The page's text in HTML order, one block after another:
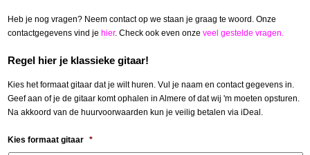
Heb je nog vragen? Neem contact op we staan je graag te woord. Onze
contactgegevens vind jehier. Check ook even onzeveel gestelde vragen
Regel hier je klassieke gitaar!
Kies het formaat gitaar dat je wilt huren. Vul je naam en contact gegevens in.
Geef aan of je de gitaar komt ophalen in Almere of dat wij 'm moeten opsturen.
Na akkoord van de huurvoorwaarden kun je veilig betalen via iDeal.
Kies formaat gitaar *